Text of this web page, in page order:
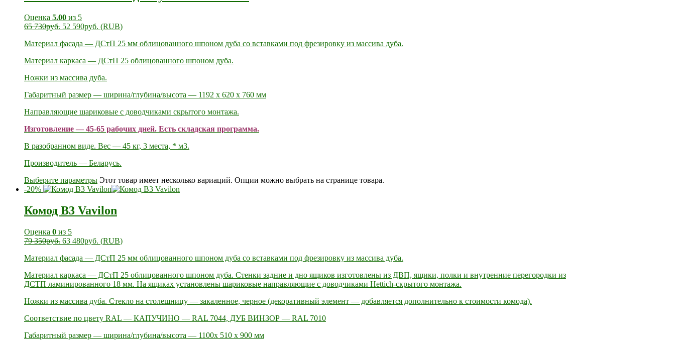
Оценка 5.00 из 5
65 730руб. 52 590руб. (RUB)
Материал фасада — ДСтП 25 мм облицованного шпоном дуба со вставками под фрезировку из массива дуба.
Материал каркаса — ДСтП 25 облицованного шпоном дуба.
Ножки из массива дуба.
Габаритный размер — ширина/глубина/высота — 1192 х 620 х 760 мм
Направляющие шариковые c доводчиками скрытого монтажа.
Изготовление — 45-65 рабочих дней. Есть складская программа.
В разобранном виде. Вес — 45 кг, 3 места, * м3.
Производитель — Беларусь.
Выберите параметры Этот товар имеет несколько вариаций. Опции можно выбрать на странице товара.
-20%
Комод В3 Vavilon
Оценка 0 из 5
79 350руб. 63 480руб. (RUB)
Материал фасада — ДСтП 25 мм облицованного шпоном дуба со вставками под фрезировку из массива дуба.
Материал каркаса — ДСтП 25 облицованного шпоном дуба. Стенки задние и дно ящиков изготовлены из ДВП, ящики, полки и внутренние перегородки из
ДСТП ламинированного 18 мм. На ящиках установлены шариковые направляющие c доводчиками Hettich-скрытого монтажа.
Ножки из массива дуба. Стекло на столешницу — закаленное, черное (декоративный элемент — добавляется дополнительно к стоимости комода).
Соответствие по цвету RAL — КАПУЧИНО — RAL 7044, ДУБ ВИНЗОР — RAL 7010
Габаритный размер — ширина/глубина/высота — 1100х 510 х 900 мм